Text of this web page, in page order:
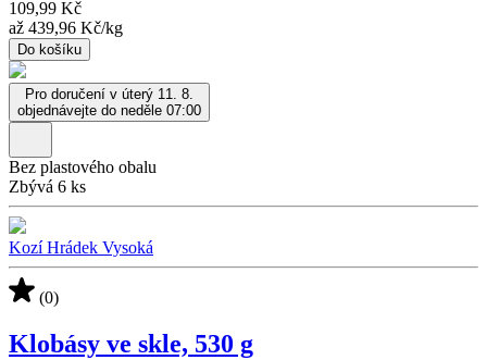
109,99 Kč
až 439,96 Kč/kg
Do košíku
Pro doručení v úterý 11. 8.
objednávejte do neděle 07:00
Bez plastového obalu
Zbývá 6 ks
Kozí Hrádek Vysoká
(0)
Klobásy ve skle, 530 g